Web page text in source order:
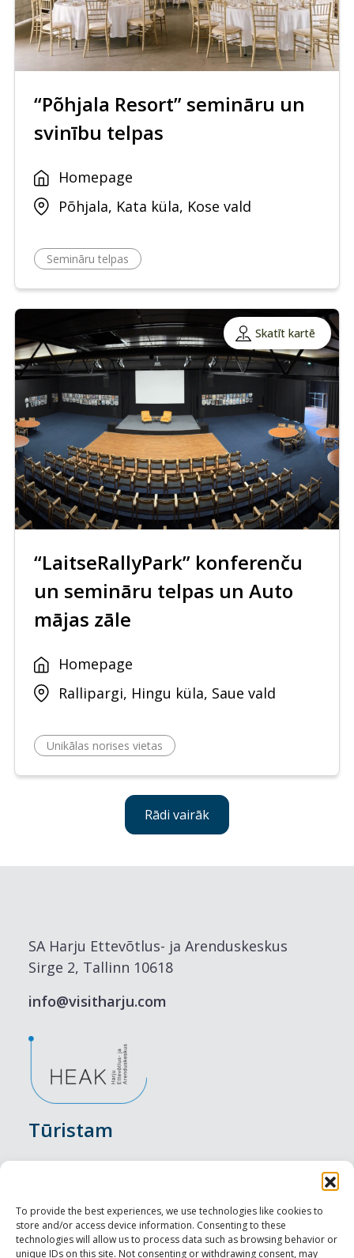
To provide the best experiences, we use technologies like cookies to
store and/or access device information. Consenting to these
technologies will allow us to process data such as browsing behavior or
unique IDs on this site. Not consenting or withdrawing consent, may
“Põhjala Resort” semināru un
svinību telpas
Homepage
Põhjala, Kata küla, Kose vald
Semināru telpas
Skatīt kartē
“LaitseRallyPark” konferenču
un semināru telpas un Auto
mājas zāle
Homepage
Rallipargi, Hingu küla, Saue vald
Unikālas norises vietas
Rādi vairāk
SA Harju Ettevõtlus- ja Arenduskeskus
Sirge 2, Tallinn 10618
info@visitharju.com
Tūristam
Nakšņošana
Vietas maltītei